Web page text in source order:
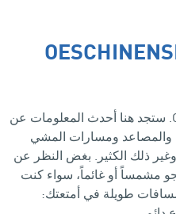
معلومات جيدة عن Oeschinensee. ستجد هنا أحدث المعلومات عن
والمصاعد ومسارات المشي
وغير ذلك الكثير. بغض النظر عن
مشمساً أو غائماً، سواء كنت
طويلة في أمتعتك: